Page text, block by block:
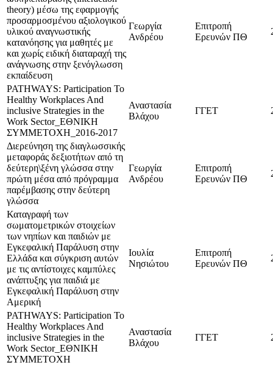
theory) μέσω της εφαρμογής
προσαρμοσμένου αξιολογικού
υλικού αναγνωστικής
κατανόησης για μαθητές με
και χωρίς ειδική διαταραχή της
ανάγνωσης στην ξενόγλωσση
εκπαίδευση
Γεωργία
Ανδρέου
Επιτροπή
Ερευνών ΠΘ
PATHWAYS: Participation To
Healthy Workplaces And
inclusive Strategies in the
Work Sector_ΕΘΝΙΚΗ
ΣΥΜΜΕΤΟΧΗ_2016-2017
Αναστασία
Βλάχου
ΓΓΕΤ
Διερεύνηση της διαγλωσσικής
μεταφοράς δεξιοτήτων από τη
δεύτερη\ξένη γλώσσα στην
πρώτη μέσα από πρόγραμμα
παρέμβασης στην δεύτερη
γλώσσα
Γεωργία
Ανδρέου
Επιτροπή
Ερευνών ΠΘ
Καταγραφή των
σωματομετρικών στοιχείων
των νηπίων και παιδιών με
Εγκεφαλική Παράλυση στην
Ελλάδα και σύγκριση αυτών
με τις αντίστοιχες καμπύλες
ανάπτυξης για παιδιά με
Εγκεφαλική Παράλυση στην
Αμερική
Ιουλία
Νησιώτου
Επιτροπή
Ερευνών ΠΘ
PATHWAYS: Participation To
Healthy Workplaces And
inclusive Strategies in the
Work Sector_ΕΘΝΙΚΗ
ΣΥΜΜΕΤΟΧΗ
Αναστασία
Βλάχου
ΓΓΕΤ